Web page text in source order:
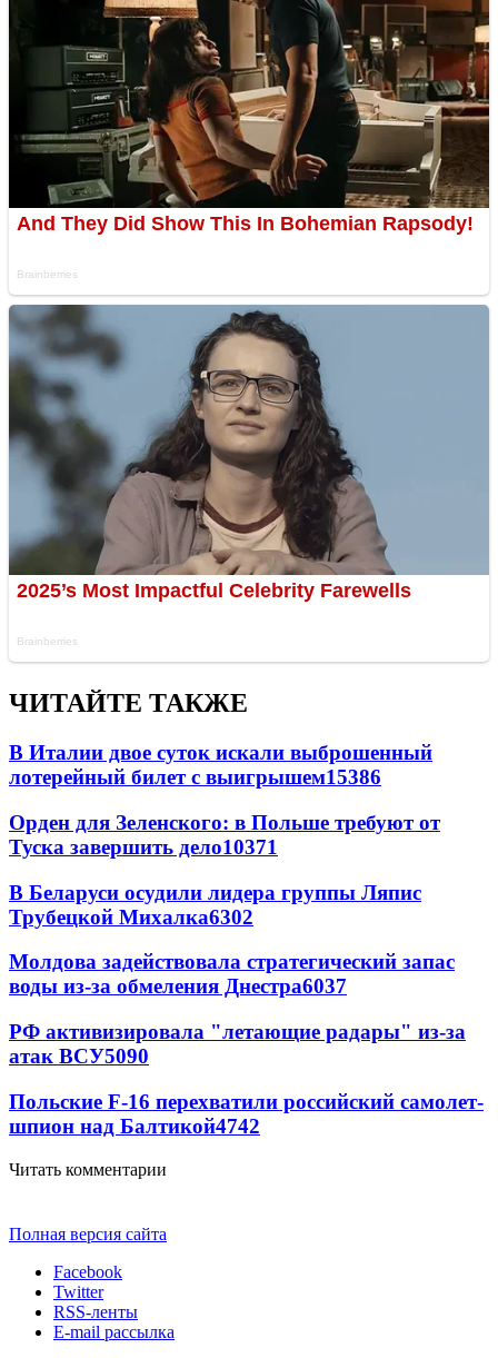
ЧИТАЙТЕ ТАКЖЕ
В Италии двое суток искали выброшенный
лотерейный билет с выигрышем15386
Орден для Зеленского: в Польше требуют от
Туска завершить дело10371
В Беларуси осудили лидера группы Ляпис
Трубецкой Михалка6302
Молдова задействовала стратегический запас
воды из-за обмеления Днестра6037
РФ активизировала "летающие радары" из-за
атак ВСУ5090
Польские F-16 перехватили российский самолет-
шпион над Балтикой4742
Читать комментарии
Полная версия сайта
Facebook
Twitter
RSS-ленты
E-mail рассылка